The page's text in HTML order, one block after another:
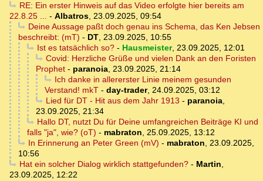
RE: Ein erster Hinweis auf das Video erfolgte hier bereits am
22.8.25 ... - Albatros, 23.09.2025, 09:54
Deine Aussage paßt doch genau ins Schema, das Ken Jebsen
beschreibt: (mT) - DT, 23.09.2025, 10:55
Ist es tatsächlich so?- Hausmeister, 23.09.2025, 12:01
Covid: Herzliche Grüße und vielen Dank an den Foristen
Prophet - paranoia, 23.09.2025, 21:14
Ich danke in allererster Linie meinem gesunden
Verstand! mkT - day-trader, 24.09.2025, 03:12
Lied für DT - Hit aus dem Jahr 1913 - paranoia,
23.09.2025, 21:34
Hallo DT, nutzt Du für Deine umfangreichen Beiträge KI und
falls "ja", wie? (oT) - mabraton, 25.09.2025, 13:12
In Erinnerung an Peter Green (mV) - mabraton, 23.09.2025,
10:56
Hat ein solcher Dialog wirklich stattgefunden?- Martin,
23.09.2025, 12:22